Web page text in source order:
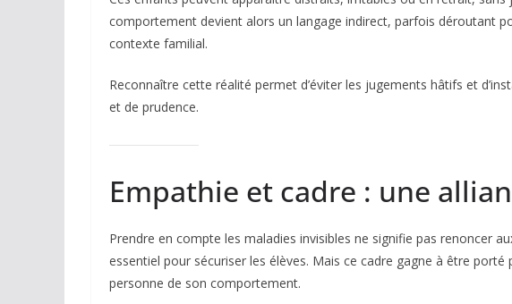
comportement devient alors un langage indirect, parfois déroutant
contexte familial.
Reconnaître cette réalité permet d’éviter les jugements hâtifs et
et de prudence.
Empathie et cadre : une
Prendre en compte les maladies invisibles ne signifie pas renoncer
essentiel pour sécuriser les élèves. Mais ce cadre gagne à être
personne de son comportement.